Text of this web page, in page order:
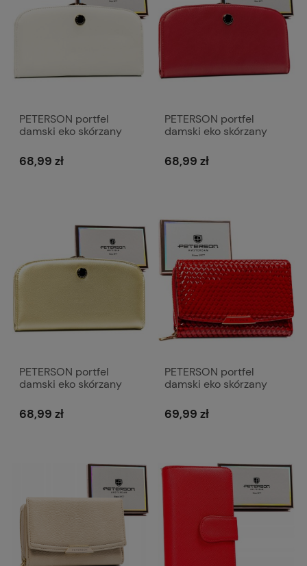
PETERSON portfel
damski eko skórzany
z biglem P239 biały
68,99 zł
PETERSON portfel
damski eko skórzany
z biglem P239 czerwony
68,99 zł
PETERSON portfel
damski eko skórzany
z biglem P239 złoty
68,99 zł
PETERSON portfel
damski eko skórzany
suwakiem P231
czerwony
69,99 zł